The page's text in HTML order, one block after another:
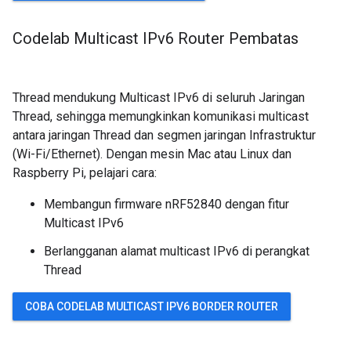
Codelab Multicast IPv6 Router Pembatas
Thread mendukung Multicast IPv6 di seluruh Jaringan
Thread, sehingga memungkinkan komunikasi multicast
antara jaringan Thread dan segmen jaringan Infrastruktur
(Wi-Fi/Ethernet). Dengan mesin Mac atau Linux dan
Raspberry Pi, pelajari cara:
Membangun firmware nRF52840 dengan fitur
Multicast IPv6
Berlangganan alamat multicast IPv6 di perangkat
Thread
COBA CODELAB MULTICAST IPV6 BORDER ROUTER